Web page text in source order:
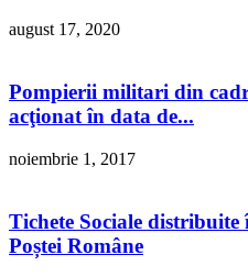
august 17, 2020
Pompierii militari din
acţionat în data de...
noiembrie 1, 2017
Tichete Sociale
Poștei Române